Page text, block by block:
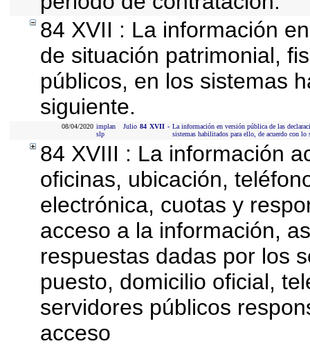
84 XVII : La información
de situación patrimonial,
públicos, en los sistemas
siguiente.
08/04/2020 implan
slp
Julio 84 XVII - La información en versión pública de las
sistemas habilitados para ello, de acuerdo con lo
84 XVIII : La información
oficinas, ubicación,
electrónica, cuotas y
acceso a la información,
respuestas dadas por los
puesto, domicilio oficial,
servidores públicos
acceso